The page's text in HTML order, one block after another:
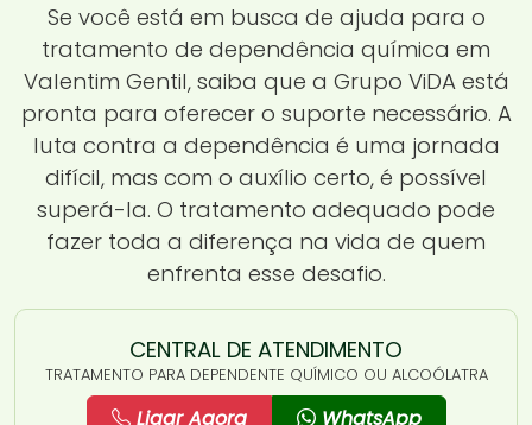
Se você está em busca de ajuda para o
tratamento de dependência química em
Valentim Gentil, saiba que a Grupo ViDA está
pronta para oferecer o suporte necessário. A
luta contra a dependência é uma jornada
difícil, mas com o auxílio certo, é possível
superá-la. O tratamento adequado pode
fazer toda a diferença na vida de quem
enfrenta esse desafio.
CENTRAL DE ATENDIMENTO
TRATAMENTO PARA DEPENDENTE QUÍMICO OU ALCOÓLATRA
Ligar Agora WhatsApp